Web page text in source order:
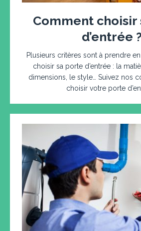
Comment choisir
d’entrée
Plusieurs critères sont à prendre
choisir sa porte d’entrée : la
dimensions, le style… Suivez nos
choisir votre porte